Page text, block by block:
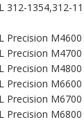
312-1354,312-
Precision M4600
Precision M4700
Precision M4800
Precision M6600
Precision M6700
Precision M6800